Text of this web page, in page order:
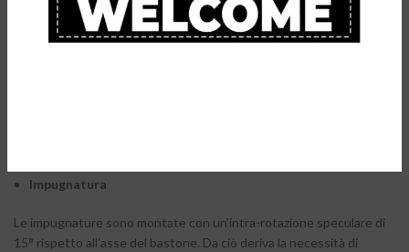
Adattabilità
Il bastoncino si adatta alle misure di utilizzo per favorire i movimenti
Impugnatura
Le impugnature sono montate con un’intra-rotazione speculare di
15° rispetto all’asse del bastone. Da ciò deriva la necessità di